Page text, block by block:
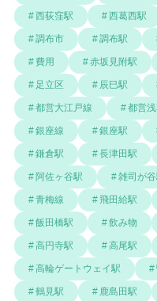
西荻窪駅 西葛西駅
調布市 調布駅
費用 赤坂見附駅
足立区 辰巳駅
都営大江戸線 都営
銀座線 銀座駅
鎌倉駅 長津田駅
阿佐ヶ谷駅 雑司が
青梅線 飛田給駅
飯田橋駅 飲み物
高円寺駅 高尾駅
高輪ゲートウェイ駅
鶴見駅 鹿島田駅